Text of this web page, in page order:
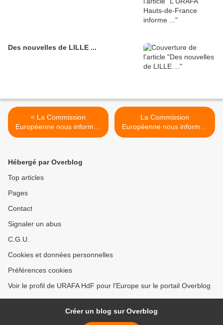
Des nouvelles de LILLE ...
< La Commission
Européenne nous informe :
Le corps européen de
La Commission
Européenne nous informe :
Fais entendre ta voix
Hébergé par Overblog
Top articles
Pages
Contact
Signaler un abus
C.G.U.
Cookies et données personnelles
Préférences cookies
Voir le profil de URAFA HdF pour l'Europe sur le portail Overblog
Créer un blog sur Overblog